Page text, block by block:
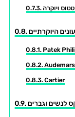
ויוקרה
היוקרתיים
Patek
Cartier
לנשים וגברים